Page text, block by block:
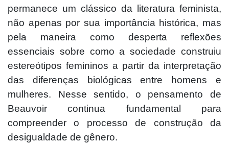
permanece um clássico da literatura feminista,
não apenas por sua importância histórica, mas
pela maneira como desperta reflexões
essenciais sobre como a sociedade construiu
estereótipos femininos a partir da interpretação
das diferenças biológicas entre homens e
mulheres. Nesse sentido, o pensamento de
Beauvoir continua fundamental para
compreender o processo de construção da
desigualdade de gênero.